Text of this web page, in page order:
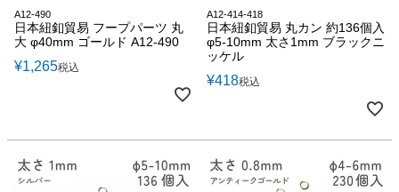
A12-490
日本紐釦貿易 フープパーツ 丸
大 φ40mm ゴールド A12-490
¥1,265税込
A12-414-418
日本紐釦貿易 丸カン 約136個入
φ5-10mm 太さ1mm ブラックニ
ッケル
¥418税込